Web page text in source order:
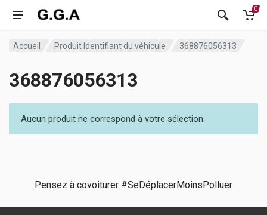
0
Accueil Produit Identifiant du véhicule 368876056313
368876056313
Aucun produit ne correspond à votre sélection.
Pensez à covoiturer #SeDéplacerMoinsPolluer